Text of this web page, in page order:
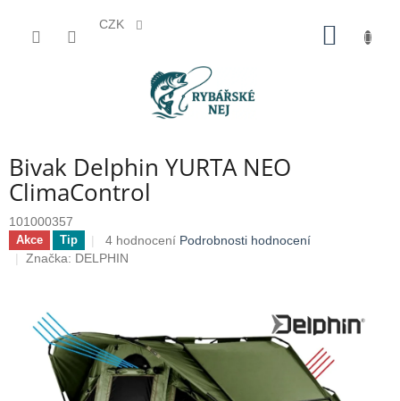
CZK
Bivak Delphin YURTA NEO
ClimaControl
101000357
Akce Tip
Průměrné
hodnocení
5
hvězdiček.
4 hodnocení Podrobnosti hodnocení
Značka: DELPHIN